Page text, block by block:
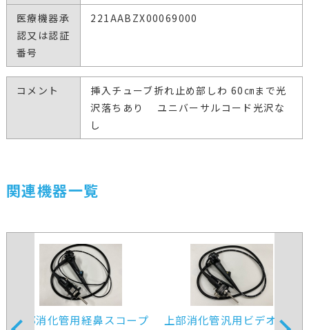
医療機器承
認又は認証
番号
221AABZX00069000
コメント
挿入チューブ折れ止め部しわ 60㎝まで光
沢落ちあり ユニバーサルコード光沢な
し
関連機器一覧
上部消化管用経鼻スコープ
上部消化管汎用ビデオスコ